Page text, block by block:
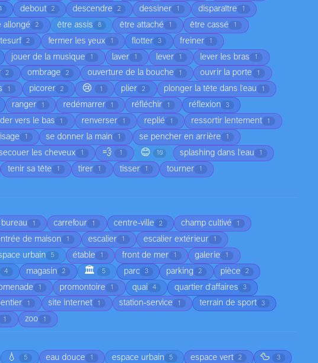
debout 2 descendre 2 dessiner 1 disparaître 1
allongé 2 être assis 8 être attaché 1 être cassé 1
2 fermer les yeux 1 flotter 3 freiner 1
jouer de la musique 1 laver 1 lever 1 lever les bras 1
2 ombrage 2 ouverture de la bouche 1 ouvrir la porte 1
1 picorer 2 😢 1 plier 2 plonger la tête dans l'eau 1
ranger 1 redémarrer 1 réfléchir 1 réflexion 3
vers le bas 1 renverser 1 replié 1 ressortir lentement 1
1 se donner la main 1 se pencher en arrière 1
les cheveux 1 💨 1 😊 10 splashing dans l'eau 1
tenir sa tête 1 tirer 1 tisser 1 tourner 1
bureau 1 carrefour 1 centre-ville 2 champ cultivé 1
de maison 1 escalier 1 escalier extérieur 1
urbain 5 étable 1 front de mer 1 galerie 1
4 magasin 2 🏛️ 5 parc 3 parking 2 pièce 2
1 promontoire 1 quai 4 quartier d'affaires 3
1 site internet 1 station-service 1 terrain de sport 3
1 zoo 1
💧 5 eau douce 1 espace urbain 5 espace vert 2 🦆 3